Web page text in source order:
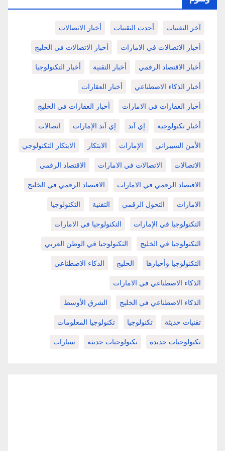
آخر التقنيات أحدث التقنيات أخبار الاتصالات
أخبار الاتصالات في الامارات أخبار الاتصالات في الخليج
أخبار الاقتصاد الرقمي أخبار التقنية أخبار التكنولوجيا
أخبار الذكاء الاصطناعي أخبار العقارات
أخبار العقارات في الامارات أخبار العقارات في الخليج
أخبار تكنولوجية إي آند إي آند الإمارات اتصالات
الأمن السيبراني الإمارات الابتكار الابتكار التكنولوجي
الاتصالات الاتصالات في الامارات الاقتصاد الرقمي
الاقتصاد الرقمي في الامارات الاقتصاد الرقمي في الخليج
الامارات التحول الرقمي التقنية التكنولوجيا
التكنولوجيا في الإمارات التكنولوجيا في الامارات
التكنولوجيا في الخليج التكنولوجيا في الوطن العربي
التكنولوجيا وأخبارها الخليج الذكاء الاصطناعي
الذكاء الاصطناعي في الامارات
الذكاء الاصطناعي في الخليج الشرق الأوسط
تقنيات حديثة تكنولوجيا تكنولوجيا المعلومات
تكنولوجيات جديدة تكنولوجيات حديثة سيارات